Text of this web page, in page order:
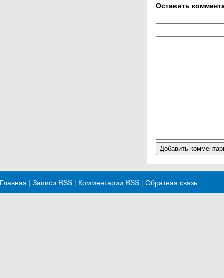
Оставить
Главная | Записи RSS | Комментарии RSS | Обратная связь